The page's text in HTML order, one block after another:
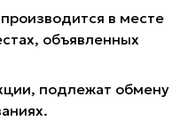
в месте
объявленных
подлежат обмену